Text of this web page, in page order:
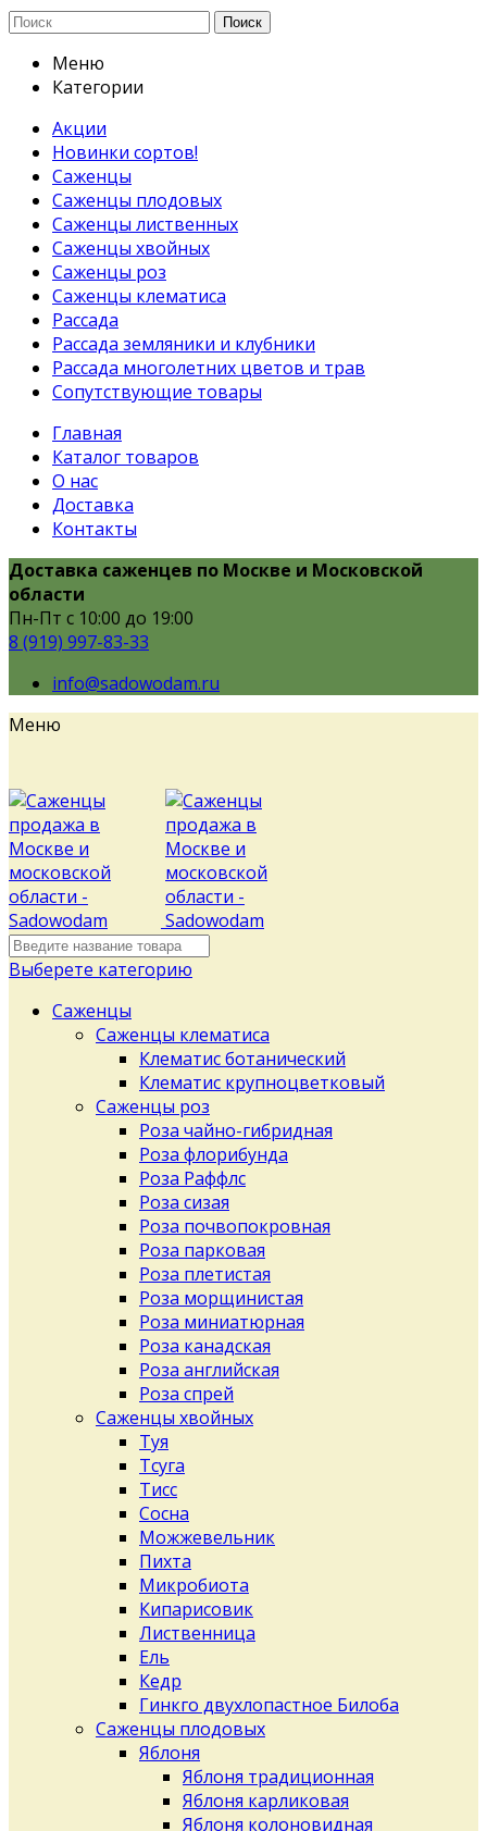
Поиск
Меню
Категории
Акции
Новинки сортов!
Саженцы
Саженцы плодовых
Саженцы лиственных
Саженцы хвойных
Саженцы роз
Саженцы клематиса
Рассада
Рассада земляники и клубники
Рассада многолетних цветов и трав
Сопутствующие товары
Главная
Каталог товаров
О нас
Доставка
Контакты
Доставка саженцев по Москве и Московской
области
Пн-Пт с 10:00 до 19:00
8 (919) 997-83-33
info@sadowodam.ru
Меню
Выберете категорию
Саженцы
Саженцы клематиса
Клематис ботанический
Клематис крупноцветковый
Саженцы роз
Роза чайно-гибридная
Роза флорибунда
Роза Раффлс
Роза сизая
Роза почвопокровная
Роза парковая
Роза плетистая
Роза морщинистая
Роза миниатюрная
Роза канадская
Роза английская
Роза спрей
Саженцы хвойных
Туя
Тсуга
Тисс
Сосна
Можжевельник
Пихта
Микробиота
Кипарисовик
Лиственница
Ель
Кедр
Гинкго двухлопастное Билоба
Саженцы плодовых
Яблоня
Яблоня традиционная
Яблоня карликовая
Яблоня колоновидная